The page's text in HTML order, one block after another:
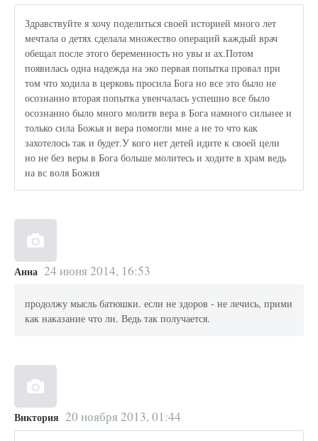
Здравствуйте я хочу поделиться своей историей много лет
мечтала о детях сделала множество операций каждый врач
обещал после этого беременность но увы и ах.Потом
появилась одна надежда на эко первая попытка провал при
том что ходила в церковь просила Бога но все это было не
осознанно вторая попытка увенчалась успешно все было
осознанно было много молитв вера в Бога намного сильнее и
только сила Божья и вера помогли мне а не то что как
захотелось так и будет.У кого нет детей идите к своей цели
но не без веры в Бога больше молитесь и ходите в храм ведь
на вс воля Божия
Анна 24 июня 2014, 16:53
продолжу мысль батюшки. если не здоров - не лечись, прими
как наказание что ли. Ведь так получается.
Виктория 20 ноября 2013, 01:44